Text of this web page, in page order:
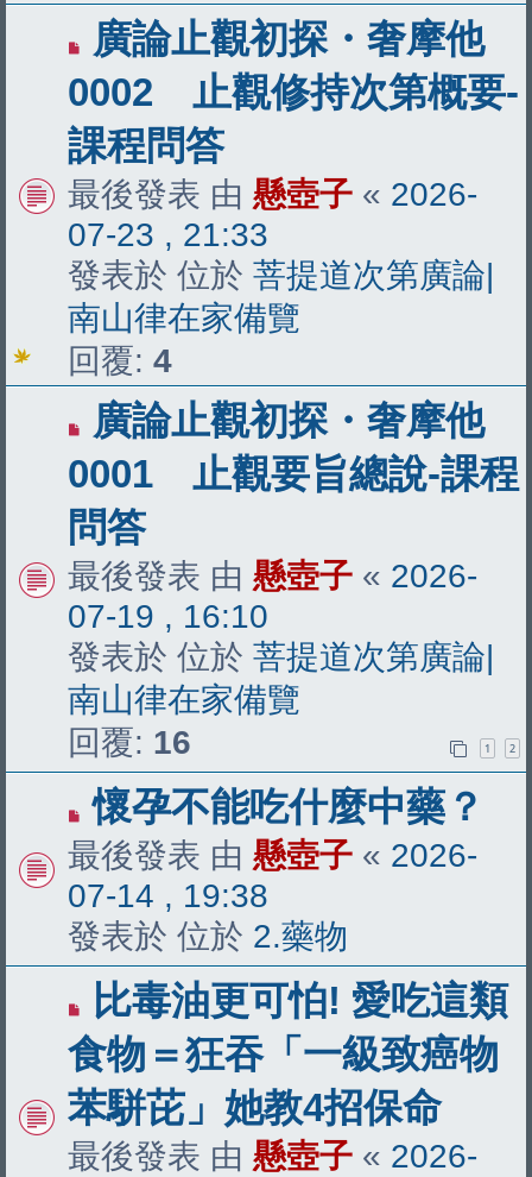
有
新
文
章
廣論止觀初探・奢摩他
0002 止觀修持次第概要-
課程問答
最後發表 由 懸壺子 « 2026-
07-23 , 21:33
發表於 位於 菩提道次第廣論|
南山律在家備覽
回覆: 4
有
新
文
章
廣論止觀初探・奢摩他
0001 止觀要旨總說-課程
問答
最後發表 由 懸壺子 « 2026-
07-19 , 16:10
發表於 位於 菩提道次第廣論|
南山律在家備覽
回覆: 16 1 2
有
新
文
章
懷孕不能吃什麼中藥？
最後發表 由 懸壺子 « 2026-
07-14 , 19:38
發表於 位於 2.藥物
有
新
文
章
比毒油更可怕! 愛吃這類
食物＝狂吞「一級致癌物
苯駢芘」她教4招保命
最後發表 由 懸壺子 « 2026-